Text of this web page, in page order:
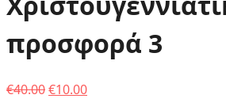
προσφορά 3
€40.00Original
€10.00Η